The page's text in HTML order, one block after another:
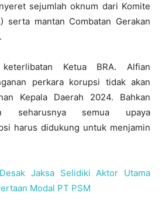
sejumlah oknum dari Komite
serta mantan Combatan Gerakan
Ketua BRA. Alfian
perkara korupsi tidak akan
Kepala Daerah 2024. Bahkan
seharusnya semua upaya
harus didukung untuk menjamin
Jaksa Selidiki Aktor Utama
Modal PT PSM